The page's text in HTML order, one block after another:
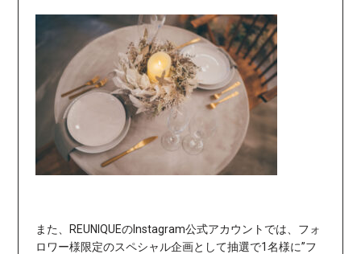
また、REUNIQUEのInstagram公式アカウントでは、フォ
ロワー様限定のスペシャル企画として抽選で1名様に”フ